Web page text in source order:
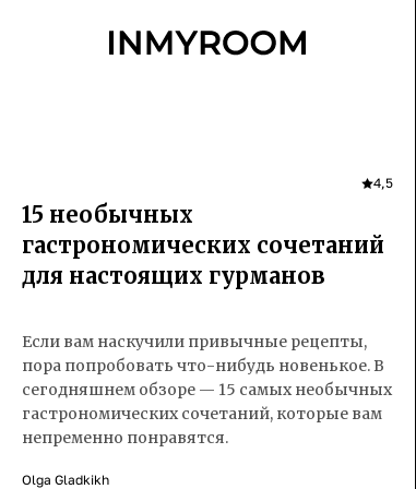
4,5
15 необычных
гастрономических сочетаний
для настоящих гурманов
Если вам наскучили привычные рецепты,
пора попробовать что-нибудь новенькое. В
сегодняшнем обзоре — 15 самых необычных
гастрономических сочетаний, которые вам
непременно понравятся.
Olga Gladkikh